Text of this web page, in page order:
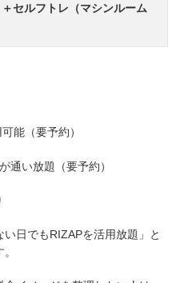
セルフトレ（マシンルーム
能（要予約）
通い放題（要予約）
日でもRIZAPを活用放題」と